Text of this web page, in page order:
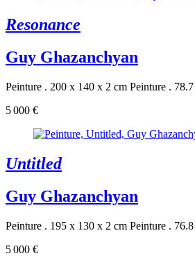
Resonance
Guy Ghazanchyan
Peinture . 200 x 140 x 2 cm Peinture .
5 000 €
Untitled
Guy Ghazanchyan
Peinture . 195 x 130 x 2 cm Peinture .
5 000 €